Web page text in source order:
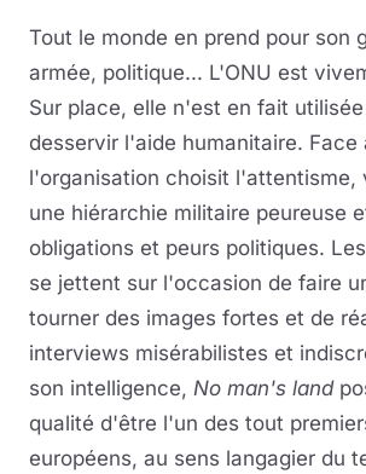
Tout le monde en prend pour son
armée, politique... L'ONU est
Sur place, elle n'est en fait
desservir l'aide humanitaire. Face
l'organisation choisit l'attentisme,
une hiérarchie militaire peureuse
obligations et peurs politiques.
se jettent sur l'occasion de faire
tourner des images fortes et de
interviews misérabilistes et
son intelligence, No man's land
qualité d'être l'un des tout
européens, au sens langagier du